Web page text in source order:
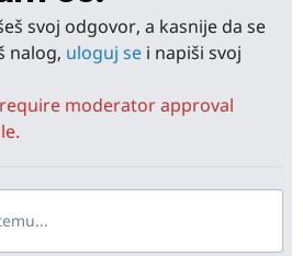
svoj odgovor, a kasnije da se
nalog, uloguj se i napiši svoj
moderator approval